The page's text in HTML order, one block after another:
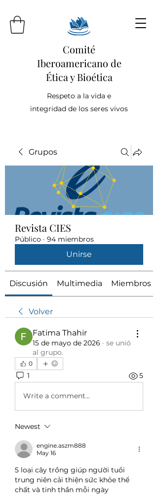
Comité
Iberoamericano de
Ética y Bioética
Respeto a la vida e
integridad de los seres vivos
Grupos
Revista CIES
Público · 94 miembros
Unirse
Discusión Multimedia Miembros
Volver
Fatima Thahir
15 de mayo de 2026 · se unió
al grupo.
0
1 5
Write a comment...
Newest
engine.aszm888
May 16
5 loại cây trồng giúp người tuổi
trung niên cải thiện sức khỏe thể
chất và tinh thần mỗi ngày